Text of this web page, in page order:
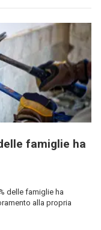
famiglie ha
delle famiglie ha
alla propria